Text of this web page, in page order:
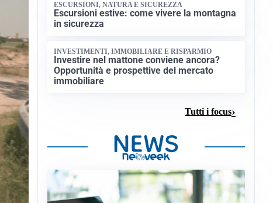
ESCURSIONI, NATURA E SICUREZZA
Escursioni estive: come vivere la montagna
in sicurezza
INVESTIMENTI, IMMOBILIARE E RISPARMIO
Investire nel mattone conviene ancora?
Opportunità e prospettive del mercato
immobiliare
Tutti i focus